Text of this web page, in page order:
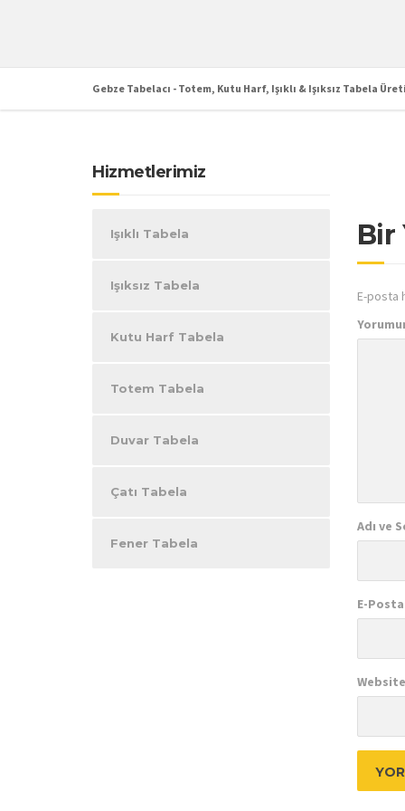
Gebze Tabelacı - Totem, Kutu Harf, Işıklı & Işıksız Tabela
Bir
E-posta
Adı ve
E-
Hizmetlerimiz
Işıklı Tabela
Işıksız Tabela
Kutu Harf Tabela
Totem Tabela
Duvar Tabela
Çatı Tabela
Fener Tabela